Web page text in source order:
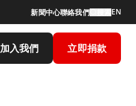
新聞中心聯絡我們 EN
加入我們 立即捐款